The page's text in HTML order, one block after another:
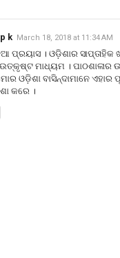
k March 18, 2018 at 11:34 AM
ପ୍ରୟାସ । ଓଡ଼ିଶାର ସାପ୍ତାହିକ
ମାଧ୍ୟମ । ପାଠଶାଳାର
ଓଡ଼ିଶା ବାସିନ୍ଦାମାନେ ଏହାର
କରେ ।